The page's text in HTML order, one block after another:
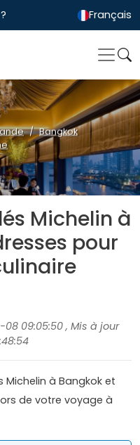
Français
Bangkok
Michelin à
pour
09:05:50 , Mis à jour
à Bangkok et
de votre voyage à